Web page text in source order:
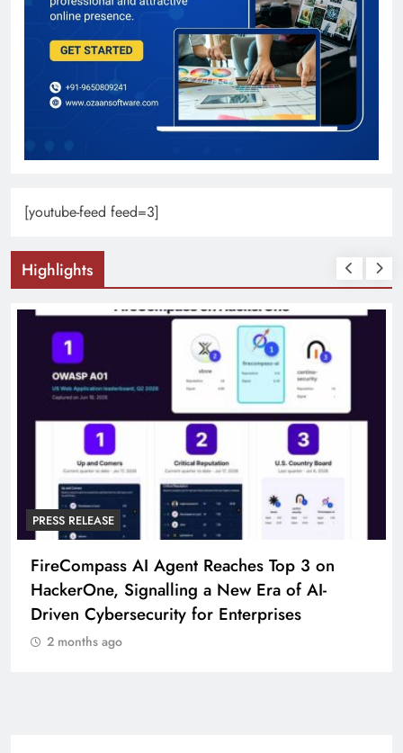
[youtube-feed feed=3]
Highlights
PRESS RELEASE
FireCompass AI Agent Reaches Top 3 on
HackerOne, Signalling a New Era of AI-
Driven Cybersecurity for Enterprises
2 months ago